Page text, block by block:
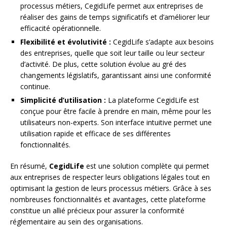
processus métiers, CegidLife permet aux entreprises de
réaliser des gains de temps significatifs et d’améliorer leur
efficacité opérationnelle.
Flexibilité et évolutivité : CegidLife s’adapte aux besoins
des entreprises, quelle que soit leur taille ou leur secteur
d’activité. De plus, cette solution évolue au gré des
changements législatifs, garantissant ainsi une conformité
continue.
Simplicité d’utilisation : La plateforme CegidLife est
conçue pour être facile à prendre en main, même pour les
utilisateurs non-experts. Son interface intuitive permet une
utilisation rapide et efficace de ses différentes
fonctionnalités.
En résumé, CegidLife est une solution complète qui permet
aux entreprises de respecter leurs obligations légales tout en
optimisant la gestion de leurs processus métiers. Grâce à ses
nombreuses fonctionnalités et avantages, cette plateforme
constitue un allié précieux pour assurer la conformité
réglementaire au sein des organisations.